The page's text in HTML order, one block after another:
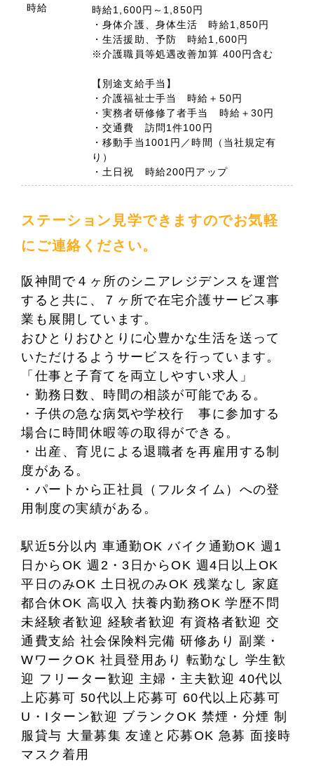
時給
時給1,600円～1,850円
・身体介護、身体生活 時給1,850円
・生活援助、予防 時給1,600円
※介護職員等処遇改善加算 400円含む
【別途支給手当】
・介護福祉士手当 時給＋50円
・実務者研修修了者手当 時給＋30円
・交通費 訪問1件100円
・移動手当1001円／時間（当社規定有
り）
・土日祝 時給200円アップ
ステーション見学できますのでお気軽
にご連絡ください。
阪神間で４ヶ所のシニアレジデンスを運営
すると共に、７ヶ所で在宅介護サービス事
業も展開しています。
おひとりおひとりに心豊かな生活を送って
いただけるようサービスを行っています。
「仕事と子育てを両立しやすい求人」
・勤務日数、時間の相談が可能である。
・子供の急な病気や学校行 事に参加する
場合に時間休暇等の取得ができる。
・出産、育児による退職者を再雇用する制
度がある。
・パートから正社員（フルタイム）への登
用制度の実績がある。
駅近5分以内 車通勤OK バイク通勤OK 週1
日からOK 週2・3日からOK 週4日以上OK
平日のみOK 土日祝のみOK 残業なし 家庭
都合休OK 高収入 扶養内勤務OK 学歴不問
未経験者歓迎 経験者歓迎 有資格者歓迎 交
通費支給 社会保険料完備 研修あり 副業・
WワークOK 社員登用あり 転勤なし 学生歓
迎 フリーター歓迎 主婦・主夫歓迎 40代以
上応募可 50代以上応募可 60代以上応募可
U・Iターン歓迎 ブランクOK 禁煙・分煙 制
服貸与 大量募集 友達と応募OK 急募 面接時
マスク着用